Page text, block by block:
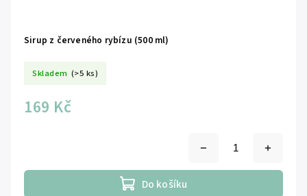
Sirup z červeného rybízu (500 ml)
Skladem (>5 ks)
169 Kč
Do košíku